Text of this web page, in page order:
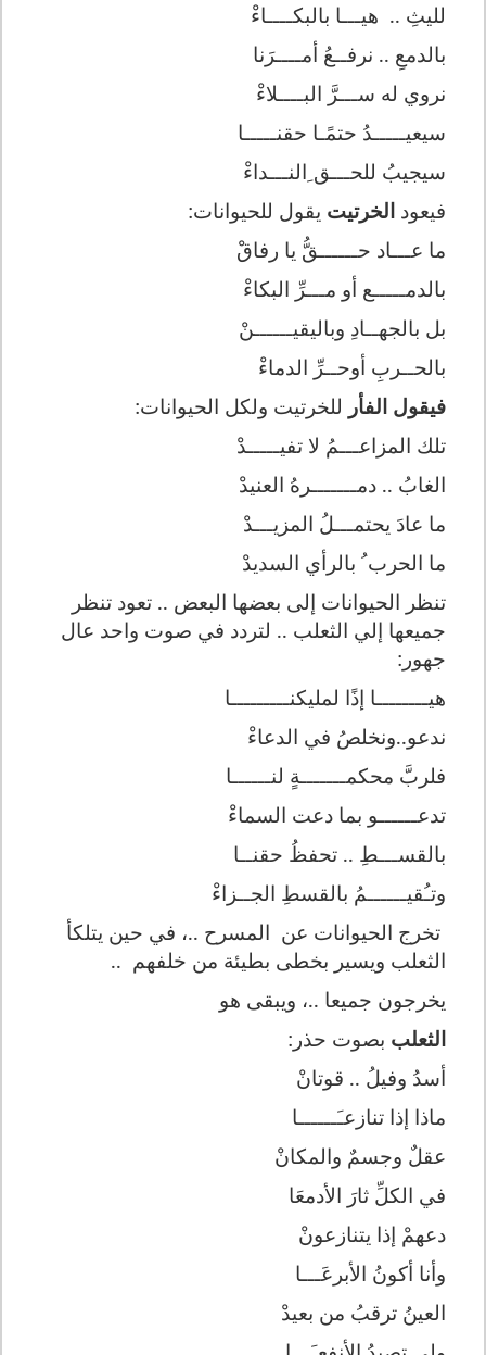
لليثِ .. هيـــا بالبكــــاءْ
بالدمعِ .. نرفــعُ أمــــرَنا
نروي له ســـرَّ البــــلاءْ
سيعيـــــدُ حتمًـا حقنـــــا
سيجيبُ للحـــق ِالنـــداءْ
فيعود الخرتيت يقول للحيوانات:
ما عـــاد حــــــقُّ يا رفاقْ
بالدمـــــع أو مـــرِّ البكاءْ
بل بالجهــادِ وباليقيــــــنْ
بالحــربِ أوحــرِّ الدماءْ
فيقول الفأر للخرتيت ولكل الحيوانات:
تلك المزاعـــمُ لا تفيـــــدْ
الغابُ .. دمـــــــرهُ العنيدْ
ما عادَ يحتمـــلُ المزيـــدْ
ما الحرب ُ بالرأي السديدْ
تنظر الحيوانات إلى بعضها البعض .. تعود تنظر
جميعها إلي الثعلب .. لتردد في صوت واحد عال
جهور:
هيــــــــا إذًا لمليكنـــــــــا
ندعو..ونخلصُ في الدعاءْ
فلربَّ محكمـــــــةٍ لنــــــا
تدعــــــو بما دعت السماءْ
بالقســـطِ .. تحفظُ حقنــا
وتـُقيــــــمُ بالقسطِ الجــزاءْ
تخرج الحيوانات عن المسرح ..، في حين يتلكأ
الثعلب ويسير بخطى بطيئة من خلفهم ..
يخرجون جميعا ..، ويبقى هو
الثعلب بصوت حذر:
أسدُ وفيلُ .. قوتانْ
ماذا إذا تنازعـَــــــا
عقلٌ وجسمٌ والمكانْ
في الكلِّ ثارَ الأدمعَا
دعهمْ إذا يتنازعونْ
وأنا أكونُ الأبرعَـــا
العينُ ترقبُ من بعيدْ